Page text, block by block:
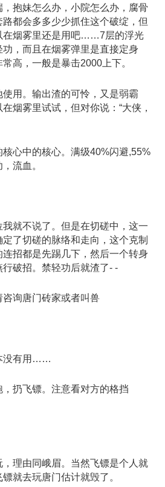
抱妹怎么办，小院怎么办，腐骨
都会多多少少抓住这个破绽，但
在烟雾里还是用吧……7层的浮光
，而且在烟雾弹里是直接定身
高，一般是暴击2000上下。
用。输出渣的可怜，又是弱霸
烟雾里试试，但对你说：“大侠，
心中的核心。满级40%闪避,55%
流血。
就不说了。但是在切磋中，这一
了切磋的脉络和走向，这个克制
招都是先踢几下，然后一个转身
破招。禁轻功后就渣了- -
询唐门砖家或者叫兽
没有用……
扔飞镖。注意看对方的格挡
理由同峨眉。当然飞镖是个人就
就去玩唐门估计就毁了。